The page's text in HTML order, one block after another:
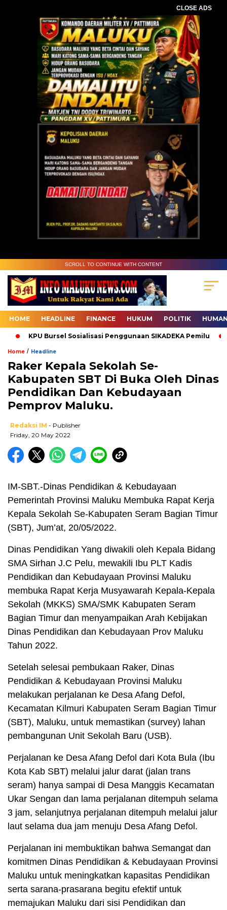
CLOSE ADS
SCROLL TO CONTINUE WITH CONTENT
HOME HEADLINE FINANCE HUKUM POLITIK
KPU Bursel Sosialisasi Penggunaan SIKADEKA Pemilu
Home / Headline
Raker Kepala Sekolah Se-
Kabupaten SBT Di Buka Oleh Dinas
Pendidikan Dan Kebudayaan
Pemprov Maluku.
Redaksi IM - Publisher
Friday, 20 May 2022
IM-SBT.-Dinas Pendidikan & Kebudayaan
Pemerintah Provinsi Maluku Membuka Rapat Kerja
Kepala Sekolah Se-Kabupaten Seram Bagian Timur
(SBT), Jum’at, 20/05/2022.
Dinas Pendidikan Yang diwakili oleh Kepala Bidang
SMA Sirhan J.C Pelu, mewakili Ibu PLT Kadis
Pendidikan dan Kebudayaan Provinsi Maluku
membuka Rapat Kerja Musyawarah Kepala-Kepala
Sekolah (MKKS) SMA/SMK Kabupaten Seram
Bagian Timur dan menyampaikan Arah Kebijakan
Dinas Pendidikan dan Kebudayaan Prov Maluku
Tahun 2022.
Setelah selesai pembukaan Raker, Dinas
Pendidikan & Kebudayaan Provinsi Maluku
melakukan perjalanan ke Desa Afang Defol,
Kecamatan Kilmuri Kabupaten Seram Bagian Timur
(SBT), Maluku, untuk memastikan (survey) lahan
pembangunan Unit Sekolah Baru (USB).
Perjalanan ke Desa Afang Defol dari Kota Bula (Ibu
Kota Kab SBT) melalui jalur darat (jalan trans
seram) hanya sampai di Desa Manggis Kecamatan
Ukar Sengan dan lama perjalanan ditempuh selama
3 jam, selanjutnya perjalanan ditempuh melalui jalur
laut selama dua jam menuju Desa Afang Defol.
Perjalanan ini membuktikan bahwa Semangat dan
komitmen Dinas Pendidikan & Kebudayaan Provinsi
Maluku untuk meningkatkan kapasitas Pendidikan
serta sarana-prasarana begitu efektif untuk
memajukan Maluku dari sisi Pendidikan dan